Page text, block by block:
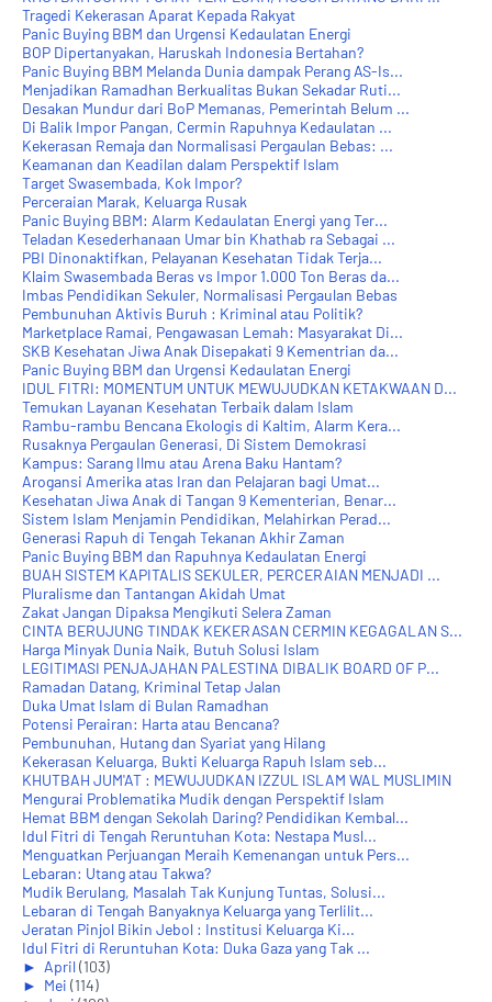
Tragedi Kekerasan Aparat Kepada Rakyat
Panic Buying BBM dan Urgensi Kedaulatan Energi
BOP Dipertanyakan, Haruskah Indonesia Bertahan?
Panic Buying BBM Melanda Dunia dampak Perang AS-Is...
Menjadikan Ramadhan Berkualitas Bukan Sekadar Ruti...
Desakan Mundur dari BoP Memanas, Pemerintah Belum ...
Di Balik Impor Pangan, Cermin Rapuhnya Kedaulatan ...
Kekerasan Remaja dan Normalisasi Pergaulan Bebas: ...
Keamanan dan Keadilan dalam Perspektif Islam
Target Swasembada, Kok Impor?
Perceraian Marak, Keluarga Rusak
Panic Buying BBM: Alarm Kedaulatan Energi yang Ter...
Teladan Kesederhanaan Umar bin Khathab ra Sebagai ...
PBI Dinonaktifkan, Pelayanan Kesehatan Tidak Terja...
Klaim Swasembada Beras vs Impor 1.000 Ton Beras da...
Imbas Pendidikan Sekuler, Normalisasi Pergaulan Bebas
Pembunuhan Aktivis Buruh : Kriminal atau Politik?
Marketplace Ramai, Pengawasan Lemah: Masyarakat Di...
SKB Kesehatan Jiwa Anak Disepakati 9 Kementrian da...
Panic Buying BBM dan Urgensi Kedaulatan Energi
IDUL FITRI: MOMENTUM UNTUK MEWUJUDKAN KETAKWAAN D...
Temukan Layanan Kesehatan Terbaik dalam Islam
Rambu-rambu Bencana Ekologis di Kaltim, Alarm Kera...
Rusaknya Pergaulan Generasi, Di Sistem Demokrasi
Kampus: Sarang Ilmu atau Arena Baku Hantam?
Arogansi Amerika atas Iran dan Pelajaran bagi Umat...
Kesehatan Jiwa Anak di Tangan 9 Kementerian, Benar...
Sistem Islam Menjamin Pendidikan, Melahirkan Perad...
Generasi Rapuh di Tengah Tekanan Akhir Zaman
Panic Buying BBM dan Rapuhnya Kedaulatan Energi
BUAH SISTEM KAPITALIS SEKULER, PERCERAIAN MENJADI ...
Pluralisme dan Tantangan Akidah Umat
Zakat Jangan Dipaksa Mengikuti Selera Zaman
CINTA BERUJUNG TINDAK KEKERASAN CERMIN KEGAGALAN S...
Harga Minyak Dunia Naik, Butuh Solusi Islam
LEGITIMASI PENJAJAHAN PALESTINA DIBALIK BOARD OF P...
Ramadan Datang, Kriminal Tetap Jalan
Duka Umat Islam di Bulan Ramadhan
Potensi Perairan: Harta atau Bencana?
Pembunuhan, Hutang dan Syariat yang Hilang
Kekerasan Keluarga, Bukti Keluarga Rapuh Islam seb...
KHUTBAH JUM'AT : MEWUJUDKAN IZZUL ISLAM WAL MUSLIMIN
Mengurai Problematika Mudik dengan Perspektif Islam
Hemat BBM dengan Sekolah Daring? Pendidikan Kembal...
Idul Fitri di Tengah Reruntuhan Kota: Nestapa Musl...
Menguatkan Perjuangan Meraih Kemenangan untuk Pers...
Lebaran: Utang atau Takwa?
Mudik Berulang, Masalah Tak Kunjung Tuntas, Solusi...
Lebaran di Tengah Banyaknya Keluarga yang Terlilit...
Jeratan Pinjol Bikin Jebol : Institusi Keluarga Ki...
Idul Fitri di Reruntuhan Kota: Duka Gaza yang Tak ...
► April(103)
► Mei (114)